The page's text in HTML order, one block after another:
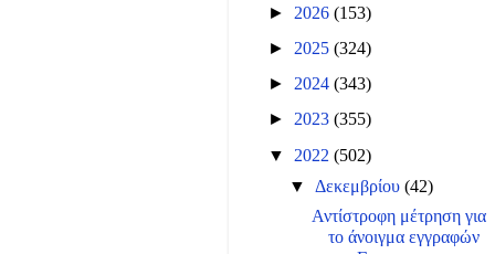
► 2026 (153)
► 2025 (324)
► 2024 (343)
► 2023 (355)
▼ 2022 (502)
▼ Δεκεμβρίου(42)
Αντίστροφη μέτρηση για
το άνοιγμα εγγραφών